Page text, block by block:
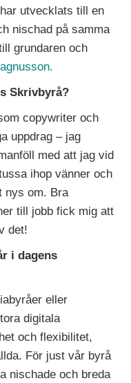
utvecklats till en
nischad på samma
grundaren och
Skrivbyrå?
copywriter och
uppdrag – jag
med att jag vid
ihop vänner och
nys om. Bra
till jobb fick mig att
det!
i dagens
eller
digitala
och flexibilitet,
För just vår byrå
nischade och breda